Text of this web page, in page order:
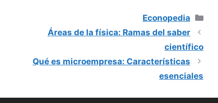
Categorías
Econopedia
Áreas de la física: Ramas del saber
científico
Qué es microempresa: Características
esenciales